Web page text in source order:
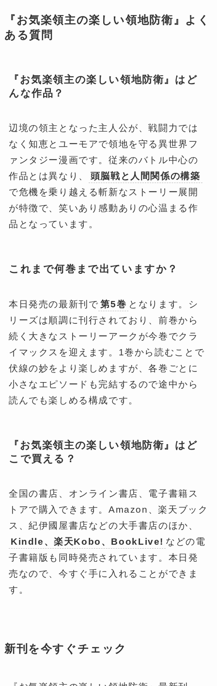
『お気楽領主の楽しい領地防衛』よく
ある質問
『お気楽領主の楽しい領地防衛』はど
んな作品？
辺境の領主となった主人公が、戦闘力では
なく知恵とユーモアで領地を守る異世界フ
ァンタジー漫画です。従来のバトル中心の
作品とは異なり、
頭脳戦と人間関係の構築
で危機を乗り越える斬新なストーリー展開
が特徴で、笑いあり感動ありの心温まる作
品となっています。
これまで何巻まで出ていますか？
本日発売の最新刊で 第5巻 となります。シ
リーズは順調に刊行されており、前巻から
続く大きなストーリーアークが今巻でクラ
イマックスを迎えます。1巻から読むことで
伏線の妙をより楽しめますが、各巻ごとに
小さなエピソードも完結するので途中から
読んでも楽しめる構成です。
『お気楽領主の楽しい領地防衛』はど
こで買える？
全国の書店、オンライン書店、電子書籍ス
トアで購入できます。Amazon、楽天ブック
ス、紀伊國屋書店などの大手書店のほか、
Kindle、楽天Kobo、BookLive! などの電
子書籍版も同時発売されています。本日発
売なので、今すぐ手に入れることができま
す。
新刊を今すぐチェック